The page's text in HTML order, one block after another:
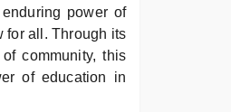
power of
for all. Through its
community, this
of education in